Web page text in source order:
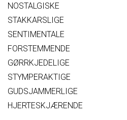
NOSTALGISKE
STAKKARSLIGE
SENTIMENTALE
FORSTEMMENDE
GØRRKJEDELIGE
STYMPERAKTIGE
GUDSJAMMERLIGE
HJERTESKJÆRENDE